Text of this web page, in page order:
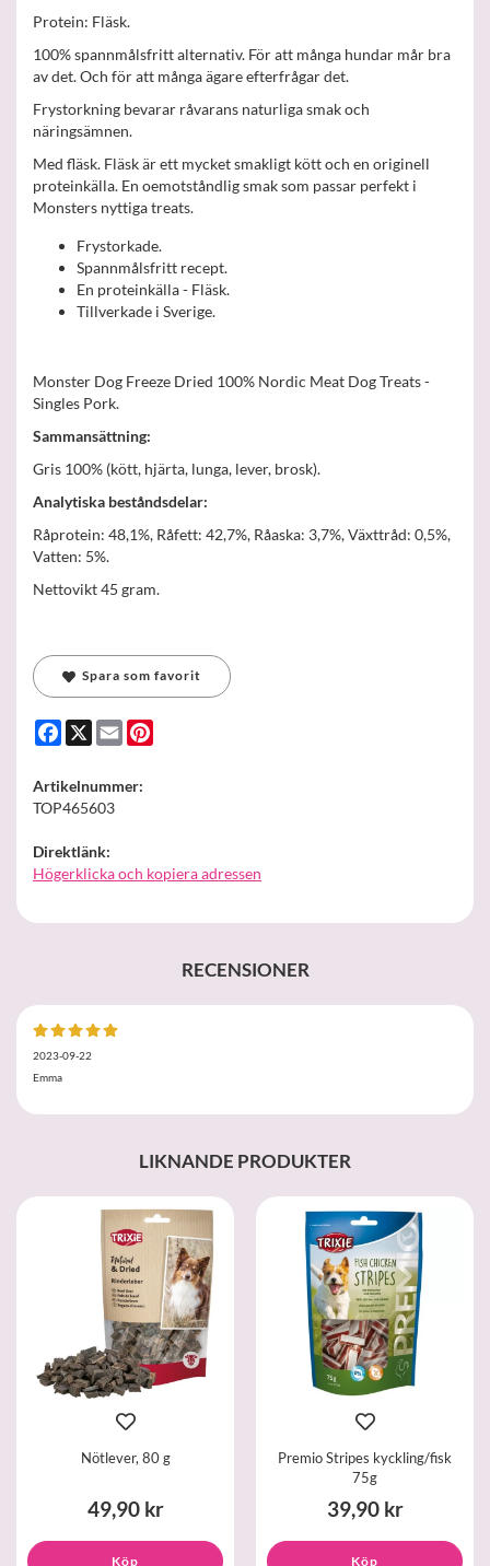
Protein: Fläsk.
100% spannmålsfritt alternativ. För att många hundar mår bra
av det. Och för att många ägare efterfrågar det.
Frystorkning bevarar råvarans naturliga smak och
näringsämnen.
Med fläsk. Fläsk är ett mycket smakligt kött och en originell
proteinkälla. En oemotståndlig smak som passar perfekt i
Monsters nyttiga treats.
Frystorkade.
Spannmålsfritt recept.
En proteinkälla - Fläsk.
Tillverkade i Sverige.
Monster Dog Freeze Dried 100% Nordic Meat Dog Treats -
Singles Pork.
Sammansättning:
Gris 100% (kött, hjärta, lunga, lever, brosk).
Analytiska beståndsdelar:
Råprotein: 48,1%, Råfett: 42,7%, Råaska: 3,7%, Växttråd: 0,5%,
Vatten: 5%.
Nettovikt 45 gram.
Spara som favorit
Facebook
X Email
Artikelnummer:
TOP465603
Direktlänk:
Högerklicka och kopiera adressen
RECENSIONER
2023-09-22
Emma
LIKNANDE PRODUKTER
Nötlever, 80 g
49,90 kr
Köp
Premio Stripes kyckling/fisk
75g
39,90 kr
Köp